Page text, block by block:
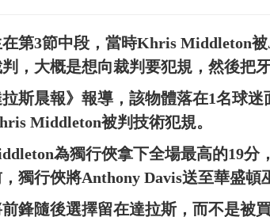
第3節中段，當時Khris Middleton
，大概是想向裁判要犯規，然後把
斯晨報》報導，該物體落在1名球迷
Middleton被判技術犯規。
為獨行俠拿下全場最高的19分
獨行俠將Anthony Davis送至華盛頓
鋒隨後選擇留在達拉斯，而不是被